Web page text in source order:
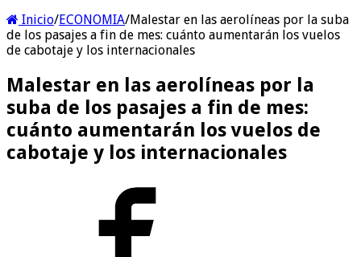
Inicio/ECONOMIA/Malestar en las aerolíneas por la suba
de los pasajes a fin de mes: cuánto aumentarán los vuelos
de cabotaje y los internacionales
Malestar en las aerolíneas por la
suba de los pasajes a fin de mes:
cuánto aumentarán los vuelos de
cabotaje y los internacionales